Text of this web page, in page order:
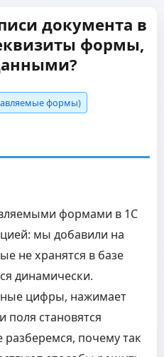
документа в
формы,
формы)
формами в 1С
мы добавили на
не хранятся в базе
динамически.
цифры, нажимает
поля становятся
почему так